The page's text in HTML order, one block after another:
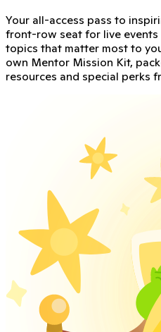
Your all-access pass to
front-row seat for live events
topics that matter most to
own Mentor Mission Kit,
resources and special perks